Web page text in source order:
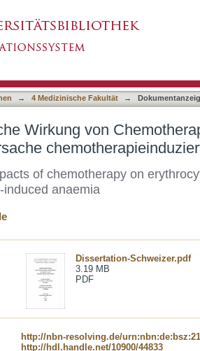
→ 4 Medizinische Fakultät →
Wirkung von
of chemotherapy on
anaemia
Dissertation-Schweizer.pdf
3.19 MB
PDF
http://nbn-resolving.de/
http://hdl.handle.net/10900/44833